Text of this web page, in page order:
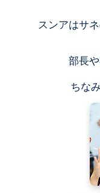
スンアはサ
部長
ちな